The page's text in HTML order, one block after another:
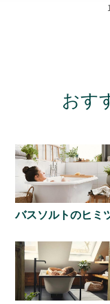
おす
バスソルトのヒミ